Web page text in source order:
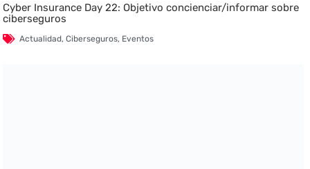
Cyber Insurance Day 22: Objetivo concienciar/informar sobre
ciberseguros
Actualidad,Ciberseguros, Eventos